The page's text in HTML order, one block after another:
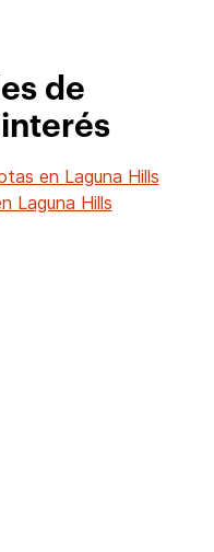
de
en Laguna Hills
Laguna Hills